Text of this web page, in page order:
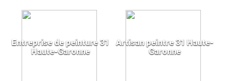
Entreprise de peinture 31
Haute-Garonne
Artisan peintre 31 Haute-
Garonne